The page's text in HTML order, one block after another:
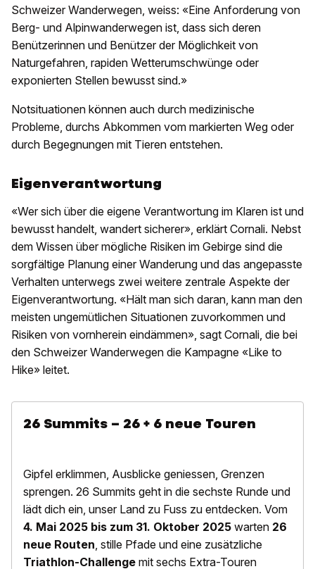
Schweizer Wanderwegen, weiss: «Eine Anforderung von
Berg- und Alpinwanderwegen ist, dass sich deren
Benützerinnen und Benützer der Möglichkeit von
Naturgefahren, rapiden Wetterumschwünge oder
exponierten Stellen bewusst sind.»
Notsituationen können auch durch medizinische
Probleme, durchs Abkommen vom markierten Weg oder
durch Begegnungen mit Tieren entstehen.
Eigenverantwortung
«Wer sich über die eigene Verantwortung im Klaren ist und
bewusst handelt, wandert sicherer», erklärt Cornali. Nebst
dem Wissen über mögliche Risiken im Gebirge sind die
sorgfältige Planung einer Wanderung und das angepasste
Verhalten unterwegs zwei weitere zentrale Aspekte der
Eigenverantwortung. «Hält man sich daran, kann man den
meisten ungemütlichen Situationen zuvorkommen und
Risiken von vornherein eindämmen», sagt Cornali, die bei
den Schweizer Wanderwegen die Kampagne «Like to
Hike» leitet.
26 Summits – 26 + 6 neue Touren
Gipfel erklimmen, Ausblicke geniessen, Grenzen
sprengen. 26 Summits geht in die sechste Runde und
lädt dich ein, unser Land zu Fuss zu entdecken. Vom
4. Mai 2025 bis zum 31. Oktober 2025 warten 26
neue Routen, stille Pfade und eine zusätzliche
Triathlon-Challenge mit sechs Extra-Touren